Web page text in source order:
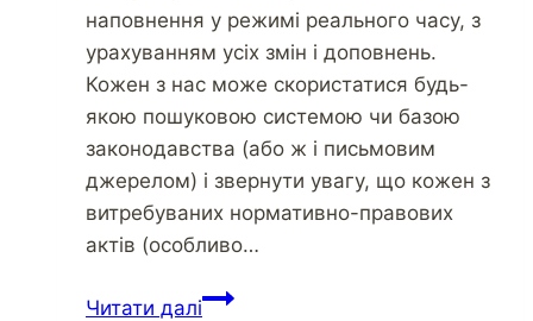
наповнення у режимі реального часу, з
урахуванням усіх змін і доповнень.
Кожен з нас може скористатися будь-
якою пошуковою системою чи базою
законодавства (або ж і письмовим
джерелом) і звернути увагу, що кожен з
витребуваних нормативно-правових
актів (особливо…
Читати далі